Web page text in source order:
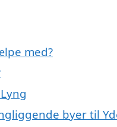
med?
byer til